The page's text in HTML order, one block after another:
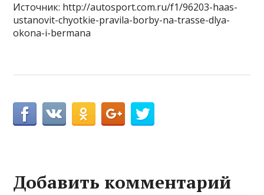
Источник: http://autosport.com.ru/f1/96203-haas-
ustanovit-chyotkie-pravila-borby-na-trasse-dlya-
okona-i-bermana
Добавить комментарий